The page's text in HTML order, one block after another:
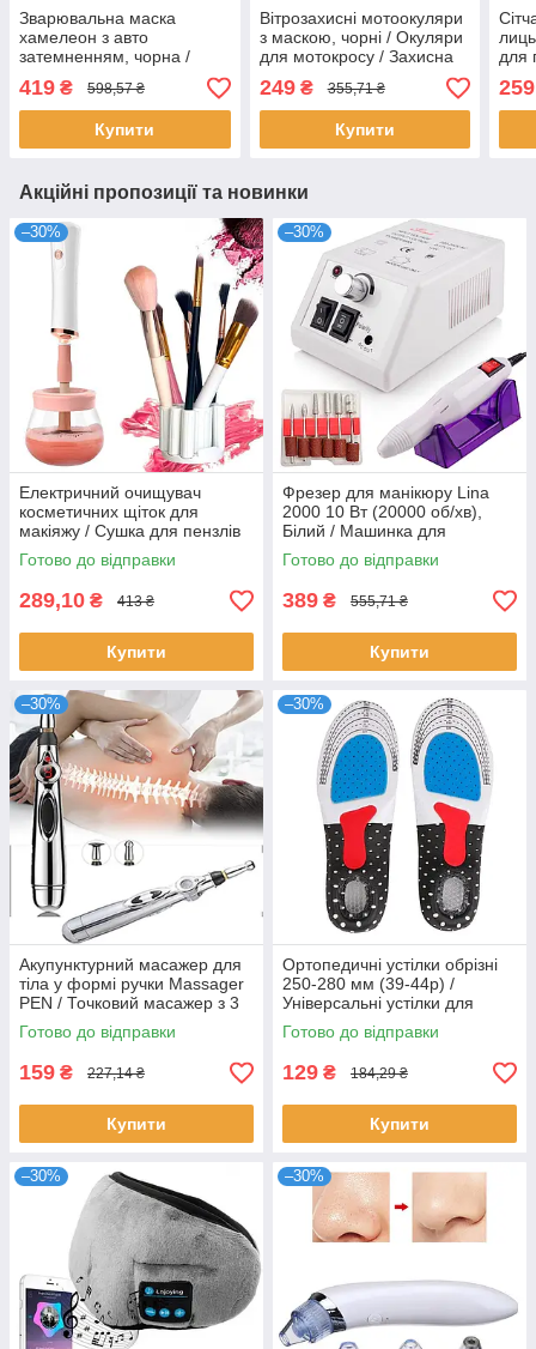
Зварювальна маска
хамелеон з авто
затемненням, чорна /
Захисна маска / Окуляри
для зварювання
419 ₴ 598,57 ₴
Купити
Вітрозахисні мотоокуляри
з маскою, чорні / Окуляри
для мотокросу / Захисна
маска для сноуборду
249₴ 355,71 ₴
Купити
для
259
Акційні пропозиції та новинки
–30%
Електричний очищувач
косметичних щіток для
макіяжу / Cушка для пензлів
Готово до відправки
289,10 ₴ 413 ₴
Купити
–30%
Фрезер для манікюру Lina
2000 10 Вт (20000 об/хв),
Білий / Машинка для
апаратного педикюру
Готово до відправки
389 ₴ 555,71 ₴
Купити
–30%
Акупунктурний масажер для
тіла у формі ручки Massager
PEN / Точковий масажер з 3
насадками
Готово до відправки
159 ₴ 227,14 ₴
Купити
–30%
Ортопедичні устілки обрізні
250-280 мм (39-44р) /
Універсальні устілки для
взуття, що амортизують
Готово до відправки
129 ₴ 184,29 ₴
Купити
–30% –30%